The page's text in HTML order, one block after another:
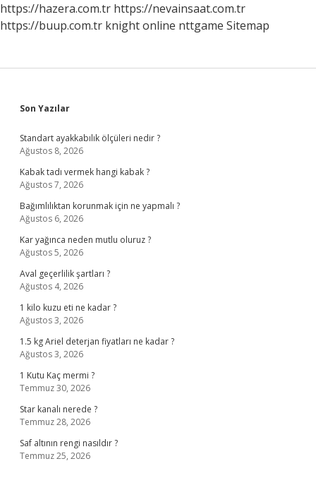
https://hazera.com.tr https://nevainsaat.com.tr
https://buup.com.tr knight online nttgame Sitemap
Sidebar
Son Yazılar
Standart ayakkabılık ölçüleri nedir ?
Ağustos 8, 2026
Kabak tadı vermek hangi kabak ?
Ağustos 7, 2026
Bağımlılıktan korunmak için ne yapmalı ?
Ağustos 6, 2026
Kar yağınca neden mutlu oluruz ?
Ağustos 5, 2026
Aval geçerlilik şartları ?
Ağustos 4, 2026
1 kilo kuzu eti ne kadar ?
Ağustos 3, 2026
1.5 kg Ariel deterjan fiyatları ne kadar ?
Ağustos 3, 2026
1 Kutu Kaç mermi ?
Temmuz 30, 2026
Star kanalı nerede ?
Temmuz 28, 2026
Saf altının rengi nasıldır ?
Temmuz 25, 2026